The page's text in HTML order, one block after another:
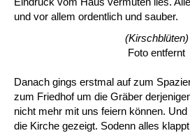
und vor allem ordentlich und sauber.
(Kirschblüten)
Foto entfernt
Danach gings erstmal auf zum
zum Friedhof um die Gräber
nicht mehr mit uns feiern können.
die Kirche gezeigt. Sodenn alles